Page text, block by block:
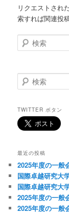
リクエストされ
索すれば関連投
検
索
検
索
TWITTER ボタン
最近の投稿
2025年度の一般
国際卓越研究大
国際卓越研究大
2025年度の一般
2025年度の一般